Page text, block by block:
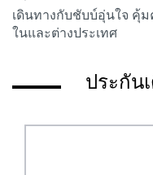
เดินทางกับชับบ์อุ่นใจ คุ้
ในและต่างประเทศ
ประกัน